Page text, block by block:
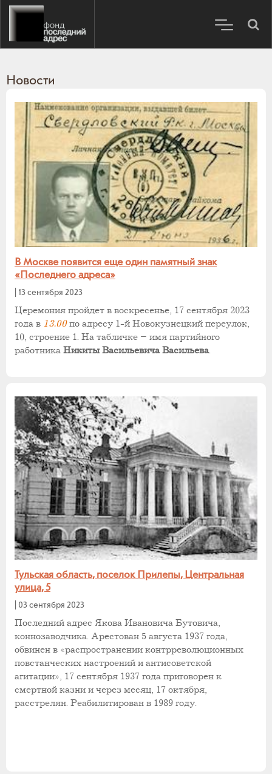
Новости
В Москве появится еще один памятный знак
«Последнего адреса»
13 сентября 2023
Церемония пройдет в воскресенье, 17 сентября 2023
года в 13.00по адресу 1-й Новокузнецкий переулок,
10, строение 1. На табличке – имя партийного
работника Никиты Васильевича Васильева.
Тульская область, поселок Прилепы, Центральная
улица, 5
03 сентября 2023
Последний адрес Якова Ивановича Бутовича,
коннозаводчика. Арестован 5 августа 1937 года,
обвинен в «распространении контрреволюционных
повстанческих настроений и антисоветской
агитации», 17 сентября 1937 года приговорен к
смертной казни и через месяц, 17 октября,
расстрелян. Реабилитирован в 1989 году.